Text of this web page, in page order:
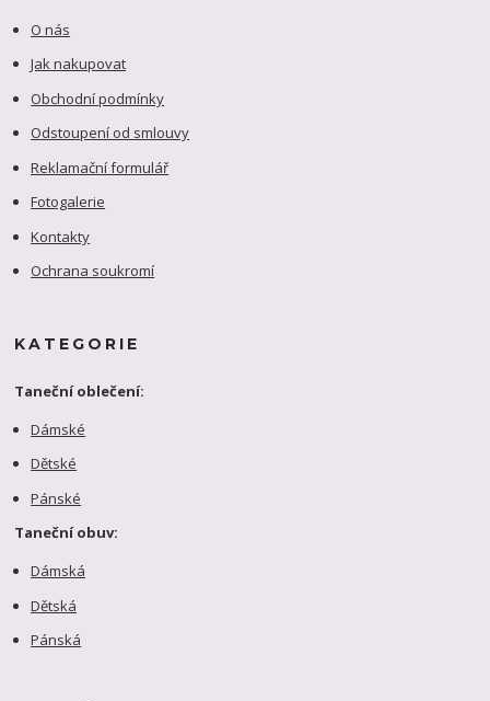
O nás
Jak nakupovat
Obchodní podmínky
Odstoupení od smlouvy
Reklamační formulář
Fotogalerie
Kontakty
Ochrana soukromí
KATEGORIE
Taneční oblečení:
Dámské
Dětské
Pánské
Taneční obuv:
Dámská
Dětská
Pánská